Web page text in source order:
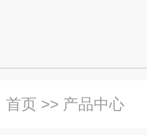
首页 >> 产品中心